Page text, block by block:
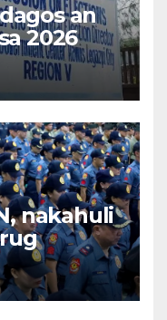
an
2026
nakahuli
nasa
ilegal na